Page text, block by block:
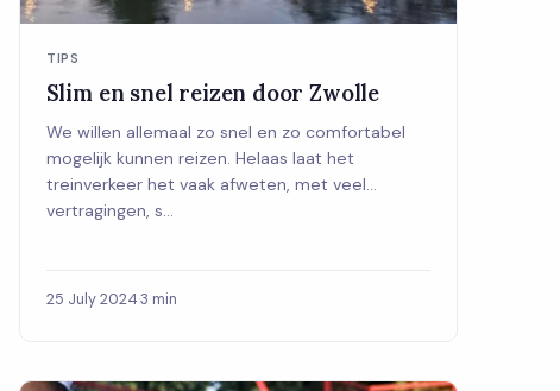
TIPS
Slim en snel reizen door Zwolle
We willen allemaal zo snel en zo comfortabel
mogelijk kunnen reizen. Helaas laat het
treinverkeer het vaak afweten, met veel
vertragingen, s...
25 July 2024·3 min